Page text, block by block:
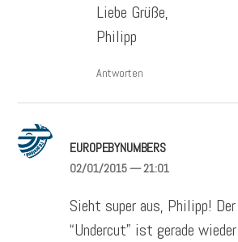
Liebe Grüße,
Philipp
Antworten
EUROPEBYNUMBERS
02/01/2015— 21:01
Sieht super aus, Philipp!
“Undercut” ist gerade